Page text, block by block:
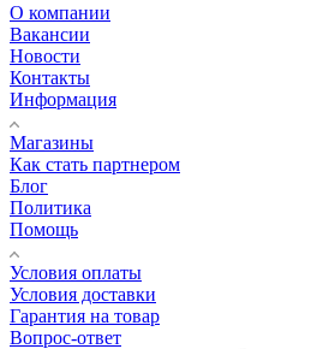
О компании
Вакансии
Новости
Контакты
Информация
Магазины
Как стать партнером
Блог
Политика
Помощь
Условия оплаты
Условия доставки
Гарантия на товар
Вопрос-ответ